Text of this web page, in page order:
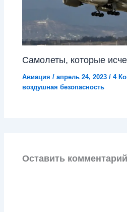
Самолеты, которые
Авиация /апрель 24, 2023/4
воздушная безопасность
Оставить